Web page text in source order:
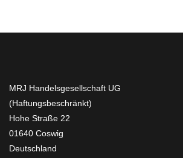
MRJ Handelsgesellschaft UG
(Haftungsbeschränkt)
Hohe Straße 22
01640 Coswig
Deutschland